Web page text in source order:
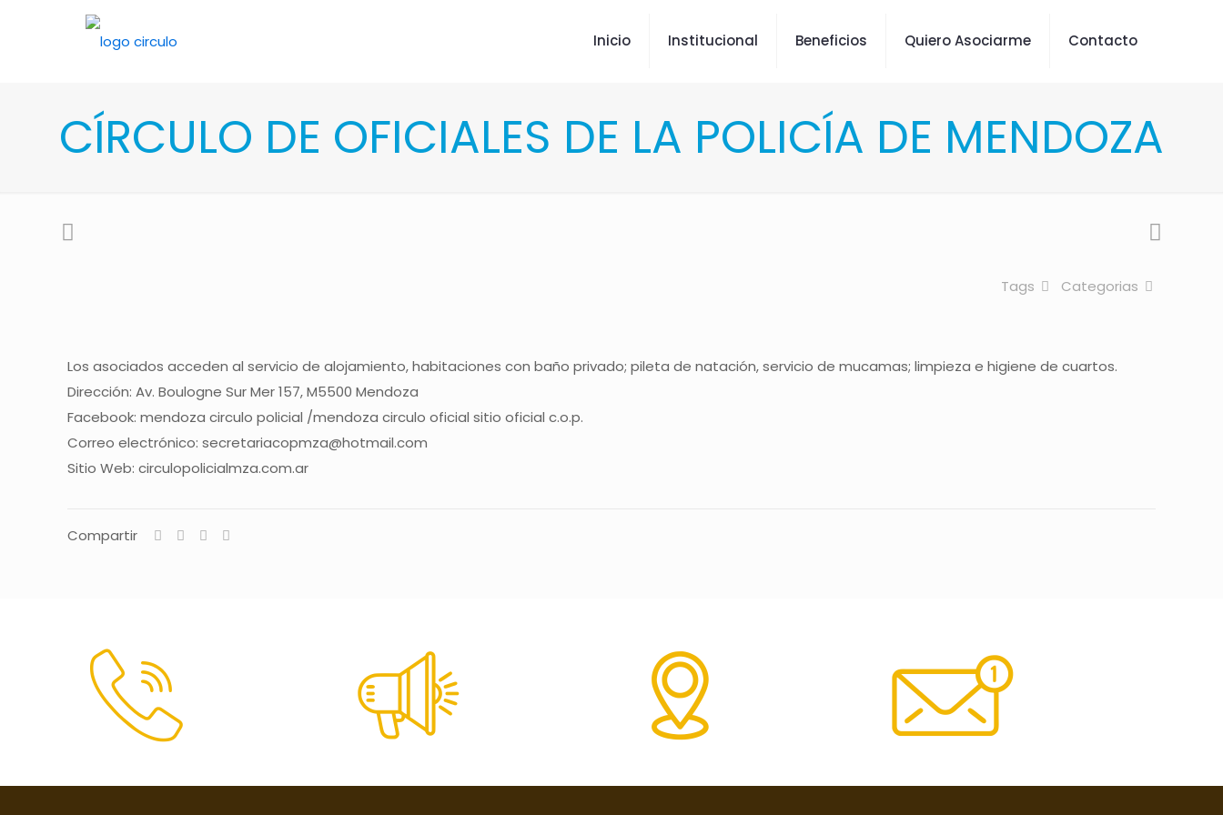
Inicio Institucional Beneficios Quiero Asociarme Contacto
CÍRCULO DE OFICIALES DE LA POLICÍA DE MENDOZA
Categorias
Tags
Los asociados acceden al servicio de alojamiento, habitaciones con baño privado; pileta de natación, servicio de mucamas; limpieza e higiene de cuartos.
Dirección: Av. Boulogne Sur Mer 157, M5500 Mendoza
Facebook: mendoza circulo policial /mendoza circulo oficial sitio oficial c.o.p.
Correo electrónico: secretariacopmza@hotmail.com
Sitio Web: circulopolicialmza.com.ar
Compartir